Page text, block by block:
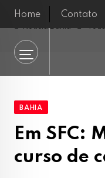
Skip
content
Home Contato
BAHIA
Em SFC:
curso de